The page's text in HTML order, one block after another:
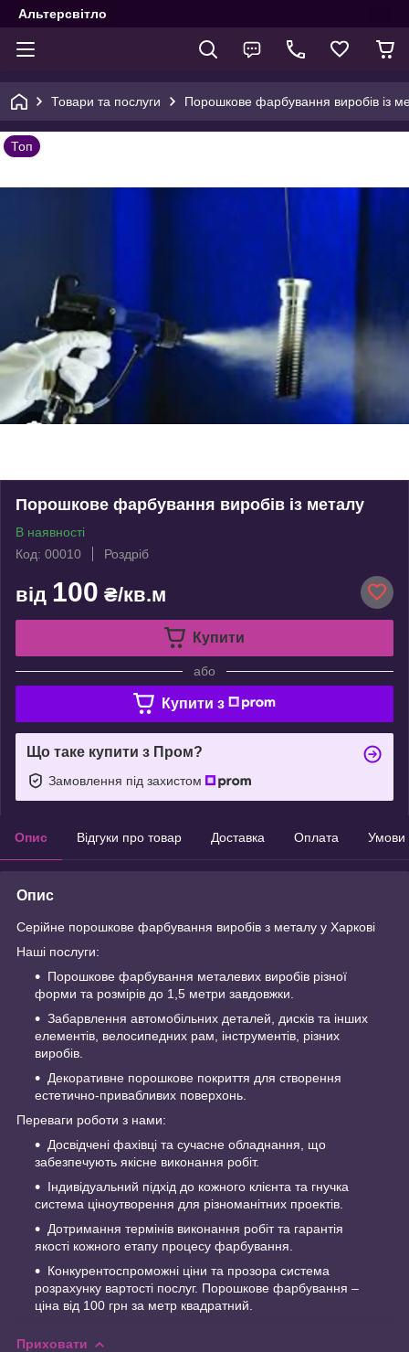
Альтерсвітло
Товари та послуги Порошкове фарбування виробів із
Топ
Порошкове фарбування виробів із металу
В наявності
Код: 00010
Роздріб
від 100 ₴/кв.м
Купити
або
Купити з
Що таке купити з Пром?
Замовлення під захистом
Опис Відгуки про товар Доставка Оплата Умови
Опис
Серійне порошкове фарбування виробів з металу у Харкові
Наші послуги:
Порошкове фарбування металевих виробів різної
форми та розмірів до 1,5 метри завдовжки.
Забарвлення автомобільних деталей, дисків та інших
елементів, велосипедних рам, інструментів, різних
виробів.
Декоративне порошкове покриття для створення
естетично-привабливих поверхонь.
Переваги роботи з нами:
Досвідчені фахівці та сучасне обладнання, що
забезпечують якісне виконання робіт.
Індивідуальний підхід до кожного клієнта та гнучка
система ціноутворення для різноманітних проектів.
Дотримання термінів виконання робіт та гарантія
якості кожного етапу процесу фарбування.
Конкурентоспроможні ціни та прозора система
розрахунку вартості послуг. Порошкове фарбування –
ціна від 100 грн за метр квадратний.
Приховати